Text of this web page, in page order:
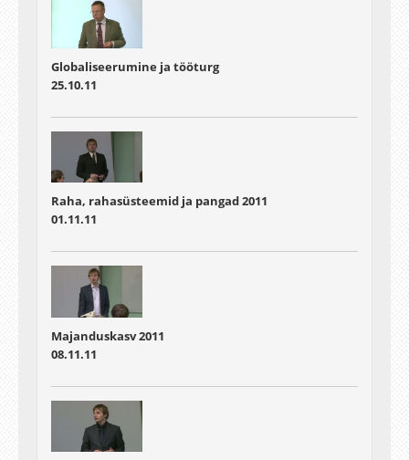
Globaliseerumine ja tööturg
25.10.11
Raha, rahasüsteemid ja pangad 2011
01.11.11
Majanduskasv 2011
08.11.11